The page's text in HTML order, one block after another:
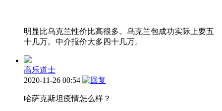
明显比乌克兰性价比高很多。乌克兰包成功实际上要五
十几万。中介报价大多四十几万。
高乐道士
2020-11-26 00:54
哈萨克斯坦疫情怎么样？